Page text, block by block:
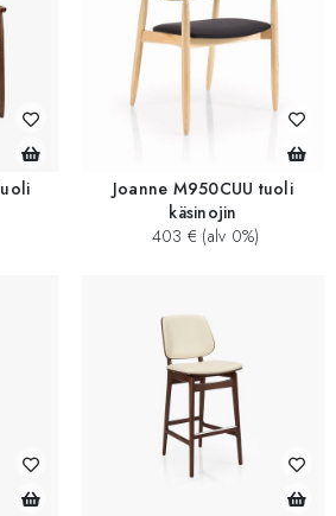
Joanne M950CUU tuoli
käsinojin
403 € (alv 0%)